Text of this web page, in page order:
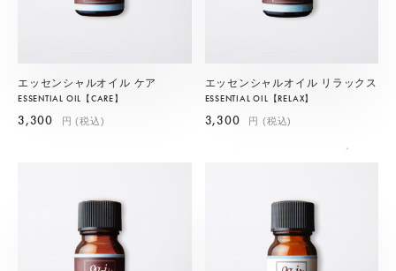
エッセンシャルオイル ケア
ESSENTIAL OIL【CARE】
3,300 円 (税込)
エッセンシャルオイル リラックス
ESSENTIAL OIL【RELAX】
3,300 円 (税込)